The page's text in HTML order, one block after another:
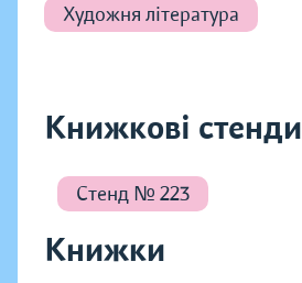
Художня література
Книжкові стенди
Стенд № 223
Книжки